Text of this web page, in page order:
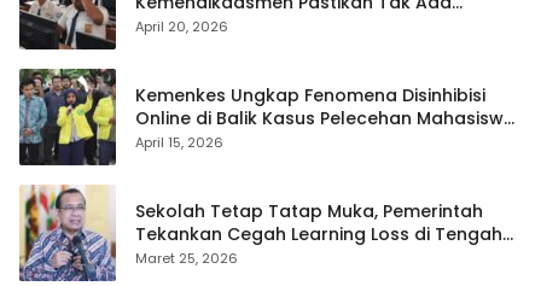
Kebocoran Soal
April 20, 2026
Kemenkes Ungkap Fenomena Disinhibisi
Online di Balik Kasus Pelecehan Mahasiswa
FH UI
April 15, 2026
Sekolah Tetap Tatap Muka, Pemerintah
Tekankan Cegah Learning Loss di Tengah
Krisis Global
Maret 25, 2026